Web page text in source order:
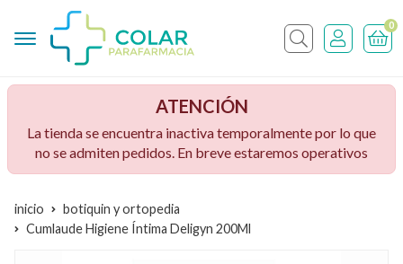
Buscar
0
ATENCIÓN
La tienda se encuentra inactiva temporalmente por lo que
no se admiten pedidos. En breve estaremos operativos
inicio
botiquin y ortopedia
Cumlaude Higiene Íntima Deligyn 200Ml